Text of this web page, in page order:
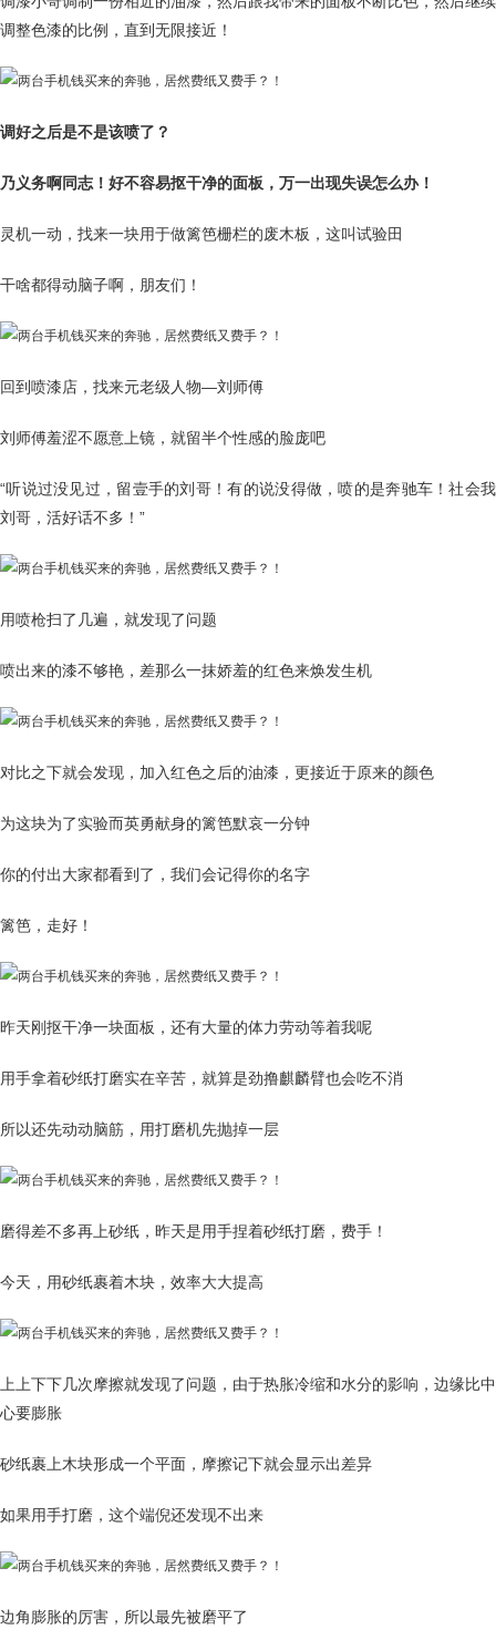
调整色漆的比例，直到无限接近！
调好之后是不是该喷了？
乃义务啊同志！好不容易抠干净的面板，万一出现失误怎么办！
灵机一动，找来一块用于做篱笆栅栏的废木板，这叫试验田
干啥都得动脑子啊，朋友们！
回到喷漆店，找来元老级人物—刘师傅
刘师傅羞涩不愿意上镜，就留半个性感的脸庞吧
“听说过没见过，留壹手的刘哥！有的说没得做，喷的是奔驰车！社会我
刘哥，活好话不多！”
用喷枪扫了几遍，就发现了问题
喷出来的漆不够艳，差那么一抹娇羞的红色来焕发生机
对比之下就会发现，加入红色之后的油漆，更接近于原来的颜色
为这块为了实验而英勇献身的篱笆默哀一分钟
你的付出大家都看到了，我们会记得你的名字
篱笆，走好！
昨天刚抠干净一块面板，还有大量的体力劳动等着我呢
用手拿着砂纸打磨实在辛苦，就算是劲撸麒麟臂也会吃不消
所以还先动动脑筋，用打磨机先抛掉一层
磨得差不多再上砂纸，昨天是用手捏着砂纸打磨，费手！
今天，用砂纸裹着木块，效率大大提高
上上下下几次摩擦就发现了问题，由于热胀冷缩和水分的影响，边缘比中
心要膨胀
砂纸裹上木块形成一个平面，摩擦记下就会显示出差异
如果用手打磨，这个端倪还发现不出来
边角膨胀的厉害，所以最先被磨平了